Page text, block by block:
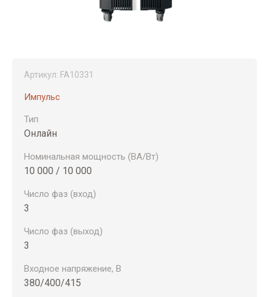
Артикул: FA10331
Импульс
Тип
Онлайн
Номинальная мощность (ВА/Вт)
10 000 / 10 000
Число фаз (вход)
3
Число фаз (выход)
3
Входное напряжение, В
380/400/415